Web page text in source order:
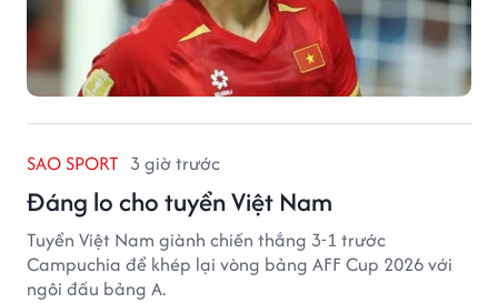
SAO SPORT 3 giờ trước
Đáng lo cho tuyển Việt Nam
Tuyển Việt Nam giành chiến thắng 3-1 trước
Campuchia để khép lại vòng bảng AFF Cup 2026 với
ngôi đầu bảng A.